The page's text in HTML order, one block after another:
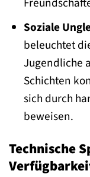
Soziale
beleuchtet
Jugendliche
Schichten
sich durch
beweisen.
Technische